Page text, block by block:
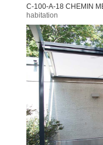
C-100-A-18 CHEMIN
habitation